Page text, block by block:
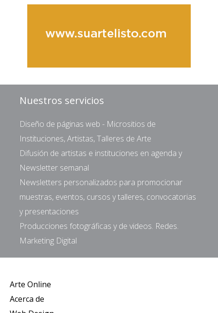
Nuestros servicios
Diseño de páginas web - Micrositios de
Instituciones, Artistas, Talleres de Arte
Difusión de artistas e instituciones en agenda y
Newsletter semanal
Newsletters personalizados para promocionar
muestras, eventos, cursos y talleres, convocatorias
y presentaciones
Producciones fotográficas y de videos. Redes.
Marketing Digital
Arte Online
Acerca de